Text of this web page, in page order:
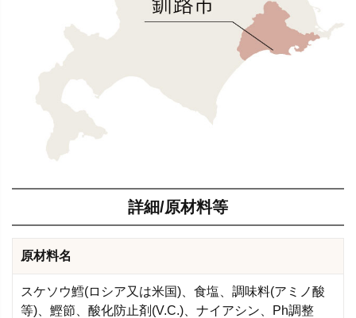
詳細/原材料等
原材料名
スケソウ鱈(ロシア又は米国)、食塩、調味料(アミノ酸
等)、鰹節、酸化防止剤(V.C.)、ナイアシン、Ph調整